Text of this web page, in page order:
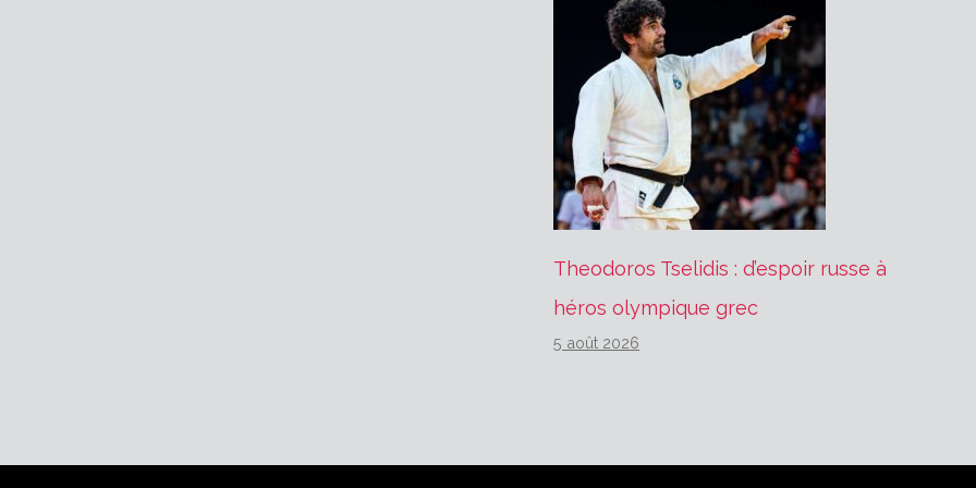
Theodoros Tselidis : d’espoir russe à
héros olympique grec
5 août 2026